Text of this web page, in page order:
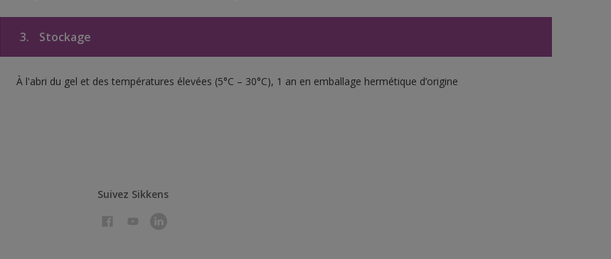
3. Stockage
À l'abri du gel et des températures élevées (5°C – 30°C), 1 an en emballage hermétique d’origine
Suivez Sikkens